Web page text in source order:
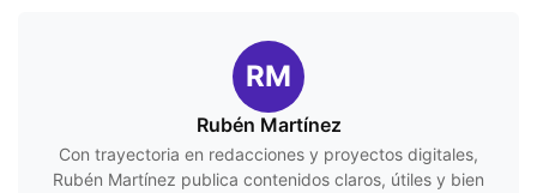
RM
Rubén Martínez
Con trayectoria en redacciones y proyectos digitales,
Rubén Martínez publica contenidos claros, útiles y bien